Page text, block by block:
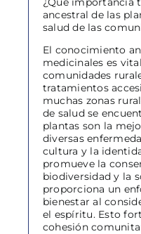
ancestral de las
salud de las
El conocimiento
medicinales es
comunidades
tratamientos
muchas zonas
de salud se
plantas son la
diversas
cultura y la
promueve la
biodiversidad y la
proporciona un
bienestar al
el espíritu. Esto
cohesión